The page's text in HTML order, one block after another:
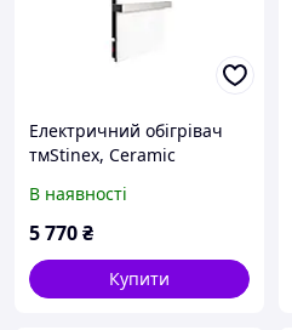
Електричний обігрівач
тмStinex, Ceramic
В наявності
5 770₴
Купити